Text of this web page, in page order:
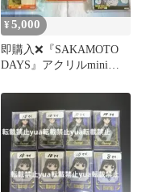
¥5,000
即購入❌『SAKAMOTO
DAYS』アクリルminiブ